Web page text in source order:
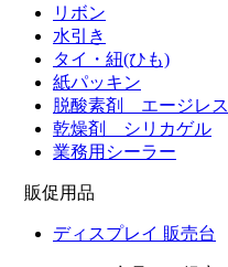
リボン
水引き
タイ・紐(ひも)
紙パッキン
脱酸素剤 エージレス
乾燥剤 シリカゲル
業務用シーラー
販促用品
ディスプレイ 販売台